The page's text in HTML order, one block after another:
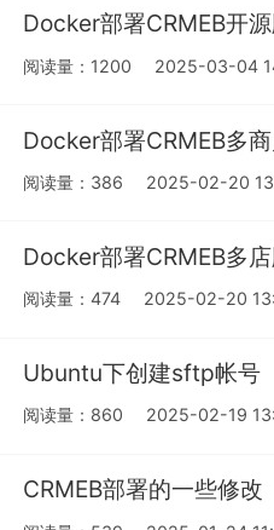
Docker部署CRMEB开
阅读量：1200 2025-03-04
Docker部署CRMEB多
阅读量：386 2025-02-20
Docker部署CRMEB多
阅读量：474 2025-02-20
Ubuntu下创建sftp帐号
阅读量：860 2025-02-19
CRMEB部署的一些修改